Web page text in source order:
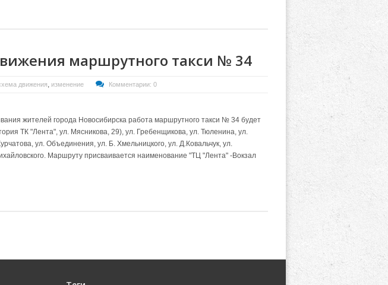
маршрутного такси № 34
движения, изменение Комментарии: 0
жителей города Новосибирска работа маршрутного такси № 34 будет
ТК "Лента", ул. Мясникова, 29), ул. Гребенщикова, ул. Тюленина, ул.
ул. Объединения, ул. Б. Хмельницкого, ул. Д.Ковальчук, ул.
Маршруту присваивается наименование "ТЦ "Лента" -Вокзал